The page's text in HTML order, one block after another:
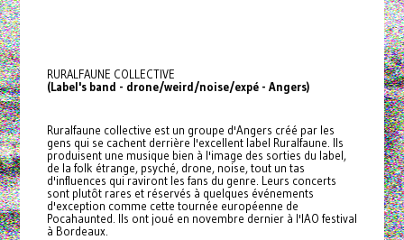
RURALFAUNE COLLECTIVE
(Label's band - drone/weird/noise/expé - Angers)
Ruralfaune collective est un groupe d'Angers créé par les
gens qui se cachent derrière l'excellent label Ruralfaune. Ils
produisent une musique bien à l'image des sorties du label,
de la folk étrange, psyché, drone, noise, tout un tas
d'influences qui raviront les fans du genre. Leurs concerts
sont plutôt rares et réservés à quelques événements
d'exception comme cette tournée européenne de
Pocahaunted. Ils ont joué en novembre dernier à l'IAO festival
à Bordeaux.